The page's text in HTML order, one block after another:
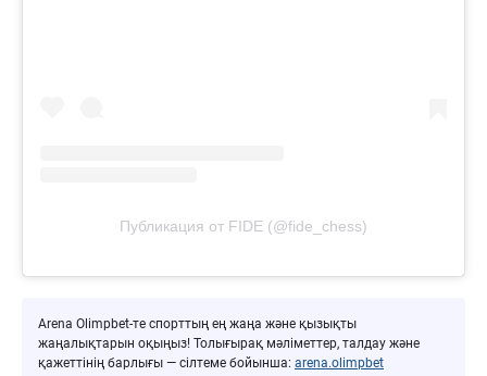
Публикация от FIDE (@fide_chess)
Arena Olimpbet-те спорттың ең жаңа және қызықты
жаңалықтарын оқыңыз! Толығырақ мәліметтер, талдау және
қажеттінің барлығы — сілтеме бойынша: arena.olimpbet